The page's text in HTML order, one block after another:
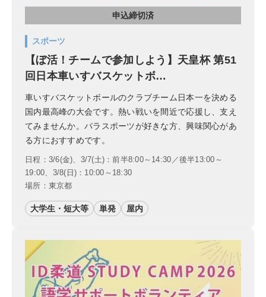
申込締切済
スポーツ
【ぼ活！チームで参加しよう】天皇杯 第51
回日本車いすバスケットボ…
車いすバスケットボールのクラブチーム日本一を決める
国内最高峰の大会です。熱い戦いを間近で応援し、支え
てみませんか。パラスポーツが好きな方、興味関心があ
る方におすすめです。
日程：3/6(金)、3/7(土)：前半8:00～14:30／後半13:00～
19:00、3/8(日)：10:00～18:30
場所：東京都
大学生・短大等 単発 屋内